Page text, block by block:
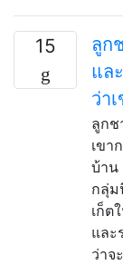
15
ลูก
แล
ว่า
ลูกช
เขา
บ้าน
กลุ่ม
เก็ต
และ
ว่าจ